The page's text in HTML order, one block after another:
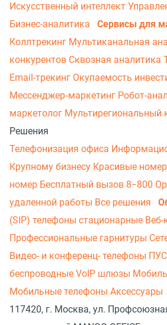
Искусственный интеллект
Бизнес-аналитика
Сервисы для
Коллтрекинг Мультиканальная
конкурентов Сквозная аналитика
Email-трекинг Окупаемость
Мессенджер‑маркетинг Робот-
маркетолог Мультирегиональный
Решения
Телефонизация офиса
Крупному бизнесу Красивые
номер Бесплатный вызов 8−800
удаленной работы Все решения
(SIP) телефоны стационарные
Профессиональные гарнитуры
Видео- и конференц- телефоны
беспроводные VoIP шлюзы
Мобильные телефоны Аксессуары
117420, г. Москва, ул.